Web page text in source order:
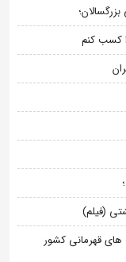
کسب کنم
(فیلم)
های قهرمانی کشور